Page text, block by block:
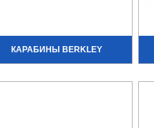
КАРАБИНЫ BERKLEY